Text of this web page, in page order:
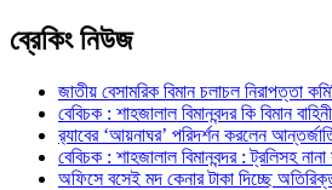
ব্রেকিং নিউজ
জাতীয় বেসামরিক বিমান চলাচল নিরাপত্তা
বেবিচক : শাহজালাল বিমানবন্দর কি বিমান
র‍্যাবের ‘আয়নাঘর’ পরিদর্শন করলেন
বেবিচক : শাহজালাল বিমানবন্দর : ট্রলিসহ
অফিসে বসেই মদ কেনার টাকা দিচ্ছে